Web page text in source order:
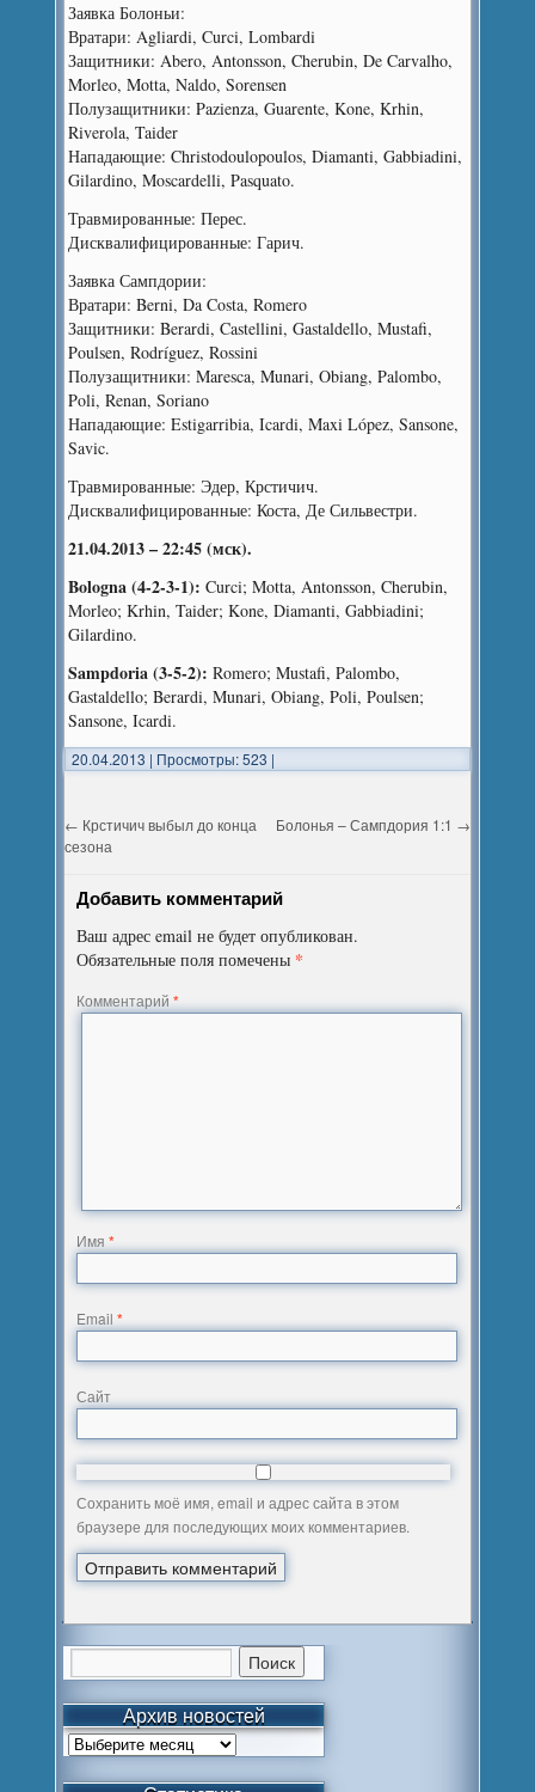
Заявка Болоньи:
Вратари: Agliardi, Curci, Lombardi
Защитники: Abero, Antonsson, Cherubin, De Carvalho,
Morleo, Motta, Naldo, Sorensen
Полузащитники: Pazienza, Guarente, Kone, Krhin,
Riverola, Taider
Нападающие: Christodoulopoulos, Diamanti, Gabbiadini,
Gilardino, Moscardelli, Pasquato.
Травмированные: Перес.
Дисквалифицированные: Гарич.
Заявка Сампдории:
Вратари: Berni, Da Costa, Romero
Защитники: Berardi, Castellini, Gastaldello, Mustafi,
Poulsen, Rodríguez, Rossini
Полузащитники: Maresca, Munari, Obiang, Palombo,
Poli, Renan, Soriano
Нападающие: Estigarribia, Icardi, Maxi López, Sansone,
Savic.
Травмированные: Эдер, Крстичич.
Дисквалифицированные: Коста, Де Сильвестри.
21.04.2013 – 22:45 (мск).
Bologna (4-2-3-1): Curci; Motta, Antonsson, Cherubin,
Morleo; Krhin, Taider; Kone, Diamanti, Gabbiadini;
Gilardino.
Sampdoria (3-5-2): Romero; Mustafi, Palombo,
Gastaldello; Berardi, Munari, Obiang, Poli, Poulsen;
Sansone, Icardi.
20.04.2013 | Просмотры: 523 |
← Крстичич выбыл до конца
сезона
Болонья – Сампдория 1:1 →
Добавить комментарий
Ваш адрес email не будет опубликован.
Обязательные поля помечены *
Комментарий*
Имя*
Email*
Сайт
Сохранить моё имя, email и адрес сайта в этом
браузере для последующих моих комментариев.
Архив новостей